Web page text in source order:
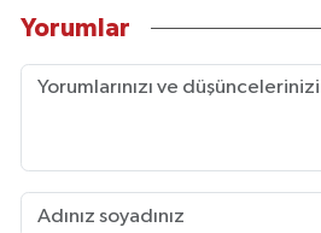
Yorumlar